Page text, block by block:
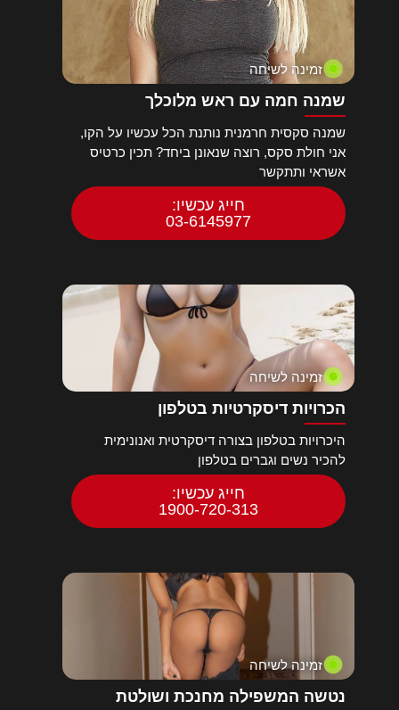
זמינה לשיחה
שמנה חמה עם ראש מלוכלך
שמנה סקסית חרמנית נותנת הכל עכשיו על הקו,
אני חולת סקס, רוצה שנאונן ביחד? תכין כרטיס
אשראי ותתקשר
חייג עכשיו:
03-6145977
זמינה לשיחה
הכרויות דיסקרטיות בטלפון
היכרויות בטלפון בצורה דיסקרטית ואנונימית
להכיר נשים וגברים בטלפון
חייג עכשיו:
1900-720-313
זמינה לשיחה
נטשה המשפילה מחנכת ושולטת